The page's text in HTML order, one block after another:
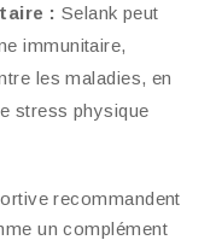
: Selank peut
immunitaire,
les maladies, en
stress physique
recommandent
un complément